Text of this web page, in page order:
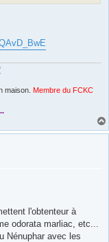
maison. Membre du FCKC
l'obtenteur à
odorata marliac, etc...
Nénuphar avec les